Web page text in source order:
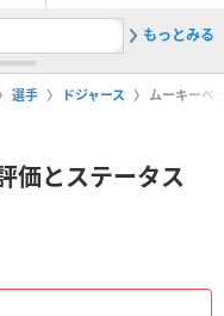
2ミゲル
もっとみる
選手 ドジャース ムーキーベ
価とステータス